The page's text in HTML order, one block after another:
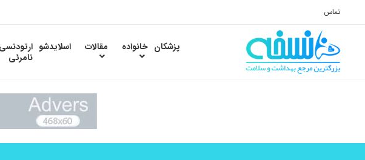
تماس
پزشکان خانواده مقالات اسلایدشو ارتودنسی
نامرئی